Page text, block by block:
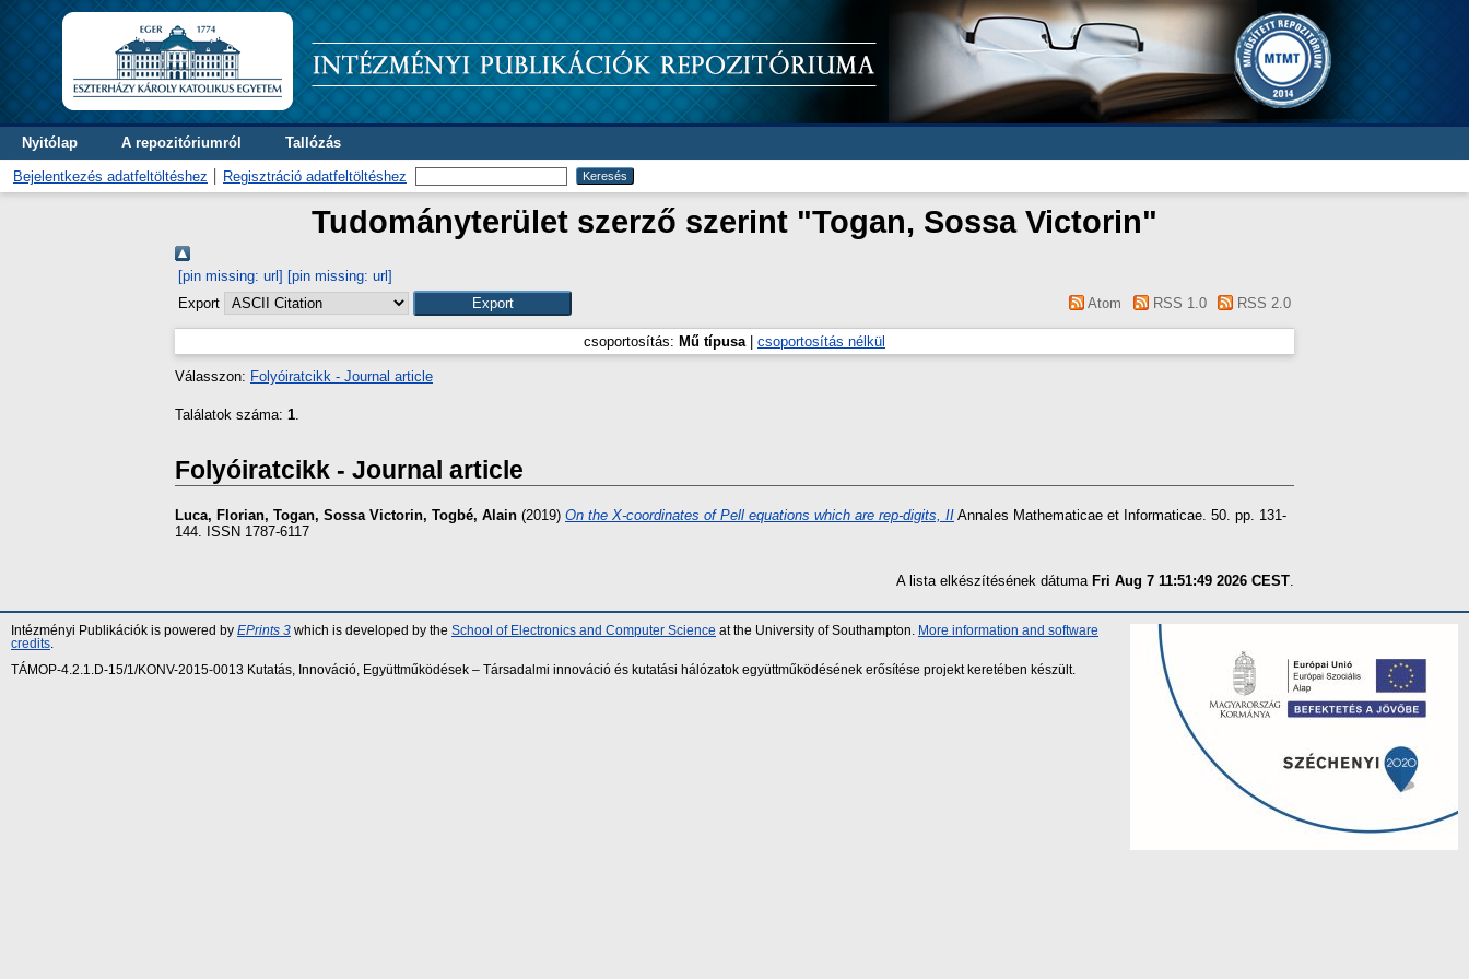
Nyitólap A repozitóriumról Tallózás
Bejelentkezés adatfeltöltéshez Regisztráció adatfeltöltéshez
Tudományterület szerző szerint "Togan, Sossa Victorin"
[pin missing: url] [pin missing: url]
Export
Atom RSS 1.0 RSS 2.0
csoportosítás: Mű típusa| csoportosítás nélkül
Válasszon: Folyóiratcikk - Journal article
Találatok száma: 1.
Folyóiratcikk - Journal article
Luca, Florian, Togan, Sossa Victorin, Togbé, Alain (2019) On the X-coordinates of Pell equations which are rep-digits, II Annales Mathematicae et Informaticae. 50. pp. 131-
144. ISSN 1787-6117
A lista elkészítésének dátuma Fri Aug 7 11:51:49 2026 CEST.
Intézményi Publikációk is powered by EPrints 3 which is developed by the School of Electronics and Computer Science at the University of Southampton.
More information and software
credits
TÁMOP-4.2.1.D-15/1/KONV-2015-0013 Kutatás, Innováció, Együttműködések – Társadalmi innováció és kutatási hálózatok együttműködésének erősítése projekt keretében készült.